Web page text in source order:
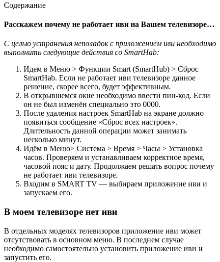
Содержание
Расскажем почему не работает иви на Вашем телевизоре…
С целью устранения неполадок с приложением иви необходимо
выполнить следующие действия со SmartHab:
Идем в Меню > Функции Smart (SmartHub) > Сброс
SmartHab. Если не работает иви телевизоре данное
решение, скорее всего, будет эффективным.
В открывшемся окне необходимо ввести пин-код. Если
он не был изменён специально это 0000.
После удаления настроек SmartHab на экране должно
появиться сообщение «Сброс всех настроек».
Длительность данной операции может занимать
несколько минут.
Идём в Меню> Система > Время > Часы > Установка
часов. Проверяем и устанавливаем корректное время,
часовой пояс и дату. Продолжаем решать вопрос почему
не работает иви телевизоре.
Входим в SMART TV — выбираем приложение иви и
запускаем его.
В моем телевизоре нет иви
В отдельных моделях телевизоров приложение иви может
отсутствовать в основном меню. В последнем случае
необходимо самостоятельно установить приложение иви и
запустить его.